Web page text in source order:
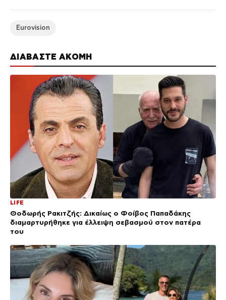
ΔΙΑΒΑΣΤΕ ΑΚΟΜΗ
LIFE
Θοδωρής Ρακιτζής: Δικαίως ο Φοίβος Παπαδάκης
διαμαρτυρήθηκε για έλλειψη σεβασμού στον πατέρα
του
Eurovision